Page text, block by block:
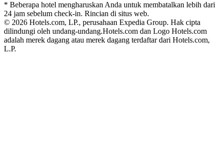
* Beberapa hotel mengharuskan Anda untuk membatalkan lebih dari
24 jam sebelum check-in. Rincian di situs web.
© 2026 Hotels.com, LP., perusahaan Expedia Group. Hak cipta
dilindungi oleh undang-undang.Hotels.com dan Logo Hotels.com
adalah merek dagang atau merek dagang terdaftar dari Hotels.com,
L.P.